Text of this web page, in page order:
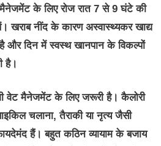
के लिए रोज रात 7 से 9 घंटे की
खराब नींद के कारण अस्वास्थ्यकर खाद्य
और दिन में स्वस्थ खानपान के विकल्पों
है।
वेट मैनेजमेंट के लिए जरूरी है। कैलोरी
चलाना, तैराकी या नृत्य जैसी
हैं। बहुत कठिन व्यायाम के बजाय